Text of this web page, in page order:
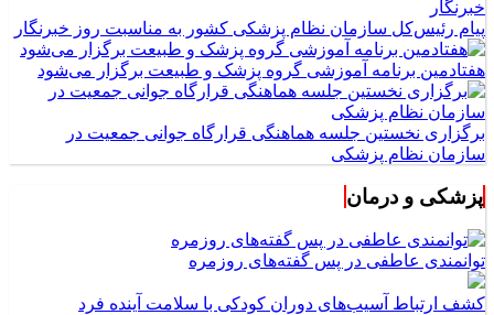
پیام رئیس‌کل سازمان نظام پزشکی کشور به مناسبت روز خبرنگار
هفتادمین برنامه آموزشی گروه پزشک و طبیعت برگزار می‌شود
برگزاری نخستین جلسه هماهنگی قرارگاه جوانی جمعیت در
سازمان نظام پزشکی
پزشکی و درمان
توانمندی عاطفی در پس گفته‌های روزمره
کشف ارتباط آسیب‌های دوران کودکی با سلامت آینده فرد